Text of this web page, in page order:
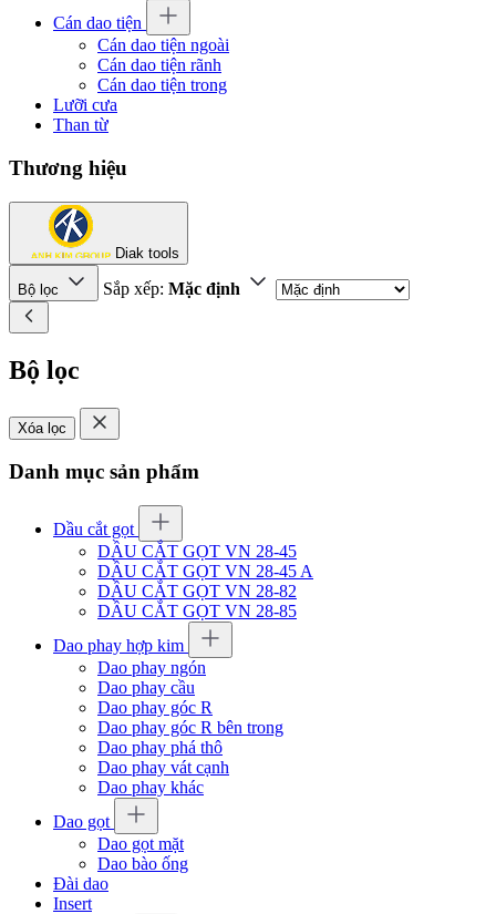
Cán dao tiện
Cán dao tiện ngoài
Cán dao tiện rãnh
Cán dao tiện trong
Lưỡi cưa
Than từ
Thương hiệu
Diak tools
Bộ lọc Sắp xếp: Mặc định
Bộ lọc
Xóa lọc
Danh mục sản phẩm
Dầu cắt gọt
DẦU CẮT GỌT VN 28-45
DẦU CẮT GỌT VN 28-45 A
DẦU CẮT GỌT VN 28-82
DẦU CẮT GỌT VN 28-85
Dao phay hợp kim
Dao phay ngón
Dao phay cầu
Dao phay góc R
Dao phay góc R bên trong
Dao phay phá thô
Dao phay vát cạnh
Dao phay khác
Dao gọt
Dao gọt mặt
Dao bào ống
Đài dao
Insert